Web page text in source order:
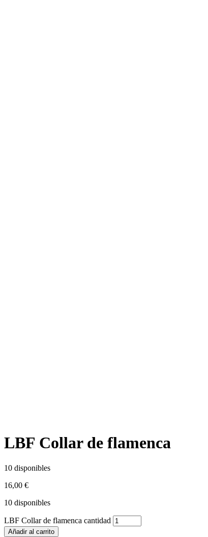
LBF Collar de flamenca
10 disponibles
16,00 €
10 disponibles
LBF Collar de flamenca cantidad
Añadir al carrito